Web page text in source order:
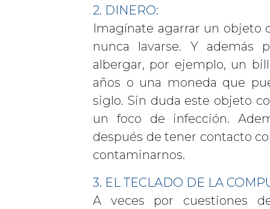
2. DINERO:
Imagínate agarrar un objeto
nunca lavarse. Y además
albergar, por ejemplo, un
años o una moneda que
siglo. Sin duda este objeto
un foco de infección.
después de tener contacto
contaminarnos.
3. EL TECLADO DE LA
A veces por cuestiones